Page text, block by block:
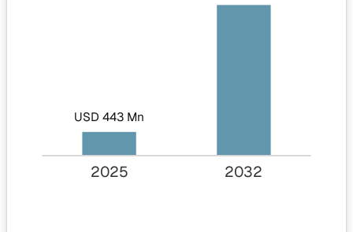
USD 443 Mn
2025 2032